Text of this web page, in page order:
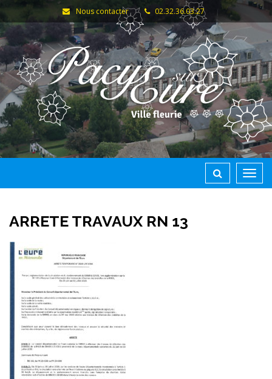
Gestion des traceurs
Nous contacter 02.32.36.03.27
ARRETE TRAVAUX RN 13